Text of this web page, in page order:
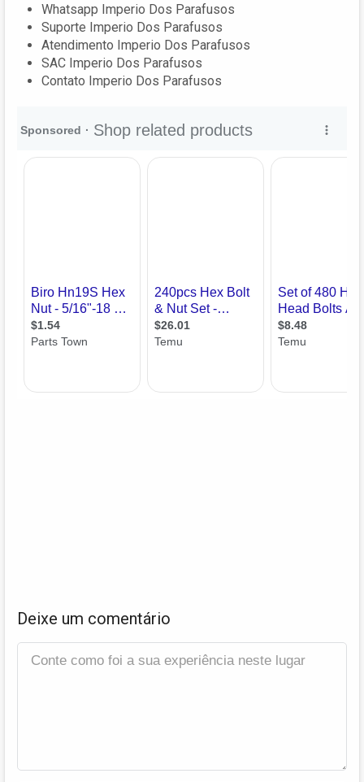
Whatsapp Imperio Dos Parafusos
Suporte Imperio Dos Parafusos
Atendimento Imperio Dos Parafusos
SAC Imperio Dos Parafusos
Contato Imperio Dos Parafusos
Deixe um comentário